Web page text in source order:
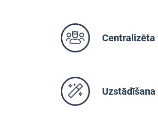
Centralizēta